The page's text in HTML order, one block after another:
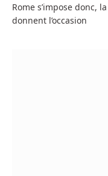
Rome s’impose donc,
donnent l’occasion